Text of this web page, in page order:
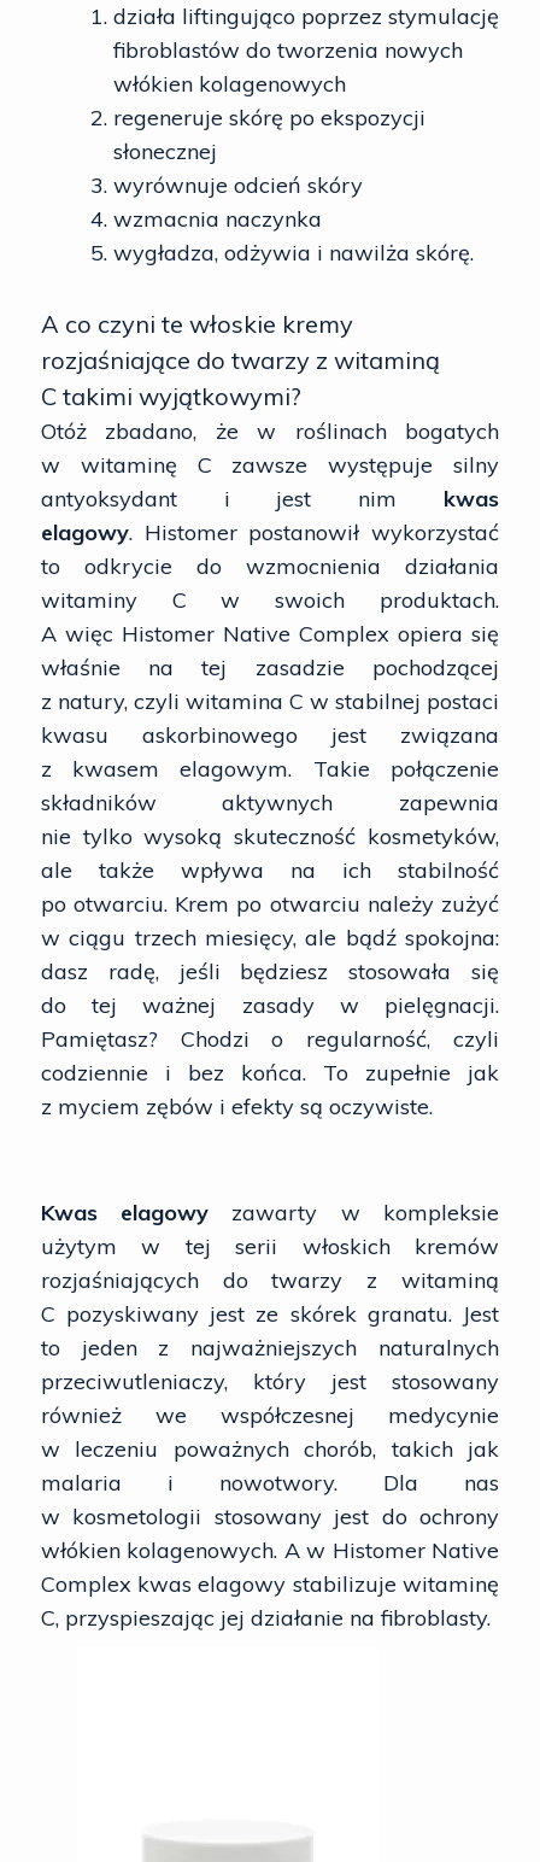
działa liftingująco poprzez stymulację
fibroblastów do tworzenia nowych
włókien kolagenowych
regeneruje skórę po ekspozycji
słonecznej
wyrównuje odcień skóry
wzmacnia naczynka
wygładza, odżywia i nawilża skórę.
A co czyni te włoskie kremy
rozjaśniające do twarzy z witaminą
C takimi wyjątkowymi?
Otóż zbadano, że w roślinach bogatych
w witaminę C zawsze występuje silny
antyoksydant i jest nim kwas
elagowy. Histomer postanowił wykorzystać
to odkrycie do wzmocnienia działania
witaminy C w swoich produktach.
A więc Histomer Native Complex opiera się
właśnie na tej zasadzie pochodzącej
z natury, czyli witamina C w stabilnej postaci
kwasu askorbinowego jest związana
z kwasem elagowym. Takie połączenie
składników aktywnych zapewnia
nie tylko wysoką skuteczność kosmetyków,
ale także wpływa na ich stabilność
po otwarciu. Krem po otwarciu należy zużyć
w ciągu trzech miesięcy, ale bądź spokojna:
dasz radę, jeśli będziesz stosowała się
do tej ważnej zasady w pielęgnacji.
Pamiętasz? Chodzi o regularność, czyli
codziennie i bez końca. To zupełnie jak
z myciem zębów i efekty są oczywiste.
Kwas elagowy zawarty w kompleksie
użytym w tej serii włoskich kremów
rozjaśniających do twarzy z witaminą
C pozyskiwany jest ze skórek granatu. Jest
to jeden z najważniejszych naturalnych
przeciwutleniaczy, który jest stosowany
również we współczesnej medycynie
w leczeniu poważnych chorób, takich jak
malaria i nowotwory. Dla nas
w kosmetologii stosowany jest do ochrony
włókien kolagenowych. A w Histomer Native
Complex kwas elagowy stabilizuje witaminę
C, przyspieszając jej działanie na fibroblasty.